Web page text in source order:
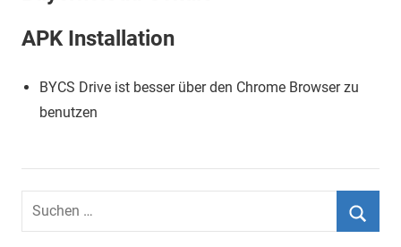
APK Installation
BYCS Drive ist besser über den Chrome Browser zu
benutzen
Suchen
nach: